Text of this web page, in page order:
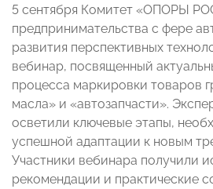
5 сентября Комитет «ОПОРЫ
предпринимательства с фере
развития перспективных
вебинар, посвященный
процесса маркировки товаров
масла» и «автозапчасти».
осветили ключевые этапы,
успешной адаптации к новым
Участники вебинара получили
рекомендации и практические